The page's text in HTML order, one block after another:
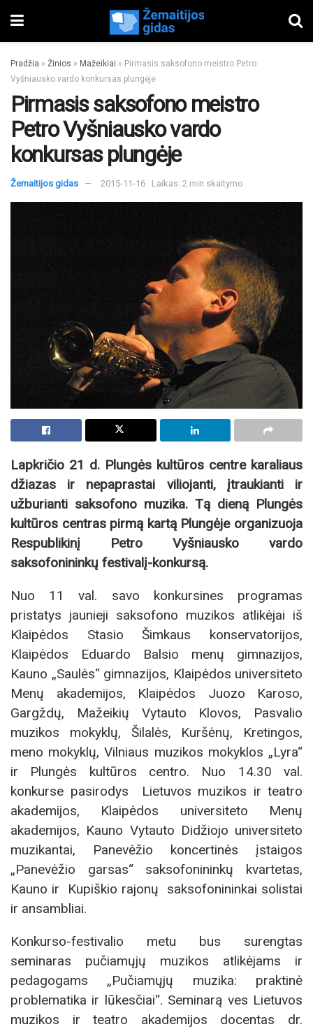
Pradžia » Žinios » Mažeikiai » Pirmasis saksofono meistro Petro
Vyšniausko vardo konkursas plungėje
Pirmasis saksofono meistro
Petro Vyšniausko vardo
konkursas plungėje
Žemaitijos gidas 2015-11-16 Laikas: 2 min skaitymo
Lapkričio 21 d. Plungės kultūros centre karaliaus
džiazas ir nepaprastai viliojanti, įtraukianti ir
užburianti saksofono muzika. Tą dieną Plungės
kultūros centras pirmą kartą Plungėje organizuoja
Respublikinį Petro Vyšniausko vardo
saksofonininkų festivalį-konkursą.
Nuo 11 val. savo konkursines programas
pristatys jaunieji saksofono muzikos atlikėjai iš
Klaipėdos Stasio Šimkaus konservatorijos,
Klaipėdos Eduardo Balsio menų gimnazijos,
Kauno „Saulės“ gimnazijos, Klaipėdos universiteto
Menų akademijos, Klaipėdos Juozo Karoso,
Gargždų, Mažeikių Vytauto Klovos, Pasvalio
muzikos mokyklų, Šilalės, Kuršėnų, Kretingos,
meno mokyklų, Vilniaus muzikos mokyklos „Lyra“
ir Plungės kultūros centro. Nuo 14.30 val.
konkurse pasirodys Lietuvos muzikos ir teatro
akademijos, Klaipėdos universiteto Menų
akademijos, Kauno Vytauto Didžiojo universiteto
muzikantai, Panevėžio koncertinės įstaigos
„Panevėžio garsas“ saksofonininkų kvartetas,
Kauno ir Kupiškio rajonų saksofonininkai solistai
ir ansambliai.
Konkurso-festivalio metu bus surengtas
seminaras pučiamųjų muzikos atlikėjams ir
pedagogams „Pučiamųjų muzika: praktinė
problematika ir lūkesčiai“. Seminarą ves Lietuvos
muzikos ir teatro akademijos docentas dr.